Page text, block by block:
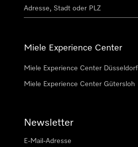
Miele Experience Center
Miele Experience Center Düsseldorf
Miele Experience Center Gütersloh
Newsletter